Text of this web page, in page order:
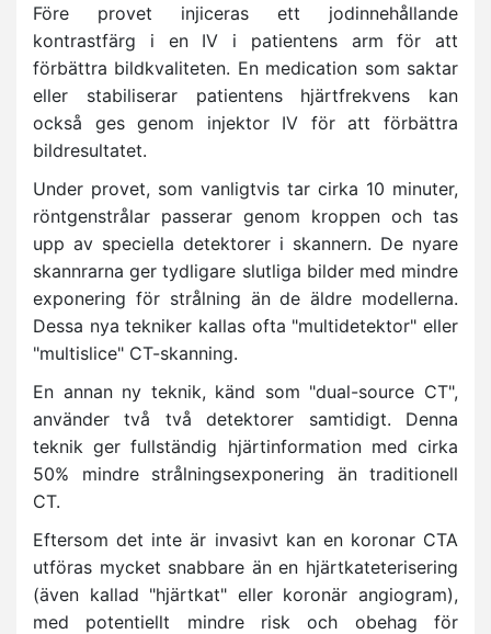
Före provet injiceras ett jodinnehållande
kontrastfärg i en IV i patientens arm för att
förbättra bildkvaliteten. En medication som saktar
eller stabiliserar patientens hjärtfrekvens kan
också ges genom injektor IV för att förbättra
bildresultatet.
Under provet, som vanligtvis tar cirka 10 minuter,
röntgenstrålar passerar genom kroppen och tas
upp av speciella detektorer i skannern. De nyare
skannrarna ger tydligare slutliga bilder med mindre
exponering för strålning än de äldre modellerna.
Dessa nya tekniker kallas ofta "multidetektor" eller
"multislice" CT-skanning.
En annan ny teknik, känd som "dual-source CT",
använder två två detektorer samtidigt. Denna
teknik ger fullständig hjärtinformation med cirka
50% mindre strålningsexponering än traditionell
CT.
Eftersom det inte är invasivt kan en koronar CTA
utföras mycket snabbare än en hjärtkateterisering
(även kallad "hjärtkat" eller koronär angiogram),
med potentiellt mindre risk och obehag för